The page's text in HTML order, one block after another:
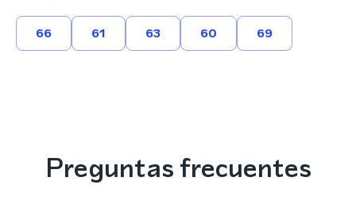
66 61 63 60 69
Preguntas frecuentes